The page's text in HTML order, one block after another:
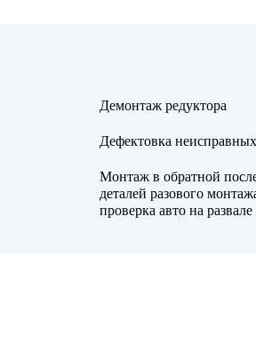
Демонтаж редуктора
Дефектовка
Монтаж в обратной
деталей разового
проверка авто на